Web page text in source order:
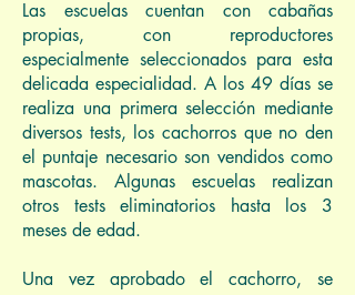
Las escuelas cuentan con cabañas
propias, con reproductores
especialmente seleccionados para esta
delicada especialidad. A los 49 días se
realiza una primera selección mediante
diversos tests, los cachorros que no den
el puntaje necesario son vendidos como
mascotas. Algunas escuelas realizan
otros tests eliminatorios hasta los 3
meses de edad.
Una vez aprobado el cachorro, se